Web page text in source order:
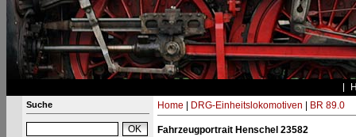
Suche Home DRG-Einheitslokomotiven BR 89.0
Fahrzeugportrait Henschel 23582